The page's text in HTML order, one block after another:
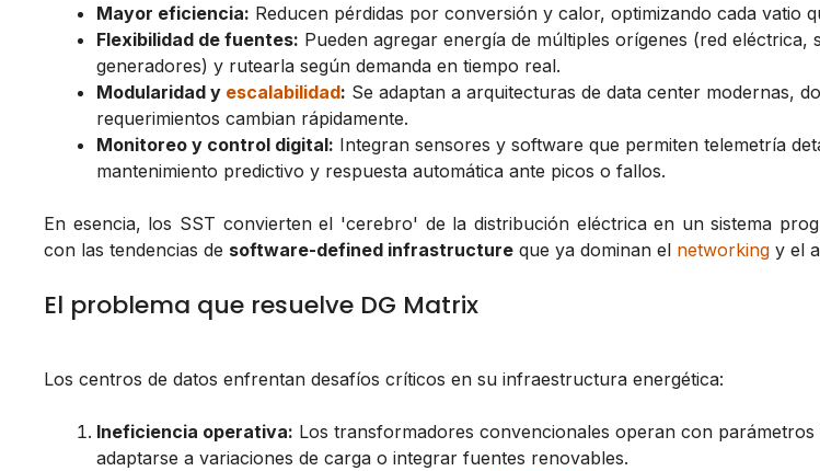
Mayor eficiencia: Reducen pérdidas por conversión y calor, optimizando cada vatio
Flexibilidad de fuentes: Pueden agregar energía de múltiples orígenes (red eléctrica,
generadores) y rutearla según demanda en tiempo real.
Modularidad y escalabilidad: Se adaptan a arquitecturas de data center modernas,
requerimientos cambian rápidamente.
Monitoreo y control digital: Integran sensores y software que permiten telemetría
mantenimiento predictivo y respuesta automática ante picos o fallos.
En esencia, los SST convierten el 'cerebro' de la distribución eléctrica en un sistema
con las tendencias de software-defined infrastructure que ya dominan el networking y el
El problema que resuelve DG Matrix
Los centros de datos enfrentan desafíos críticos en su infraestructura energética:
Ineficiencia operativa: Los transformadores convencionales operan con parámetros
adaptarse a variaciones de carga o integrar fuentes renovables.